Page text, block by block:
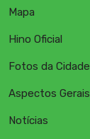
Mapa
Hino Oficial
Fotos da Cidade
Aspectos Gerais
Notícias